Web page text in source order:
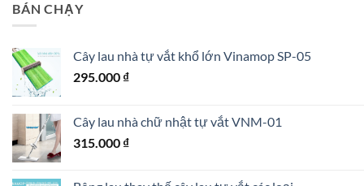
BÁN CHẠY
Cây lau nhà tự vắt khổ lớn Vinamop SP-05
295.000 ₫
Cây lau nhà chữ nhật tự vắt VNM-01
315.000 ₫